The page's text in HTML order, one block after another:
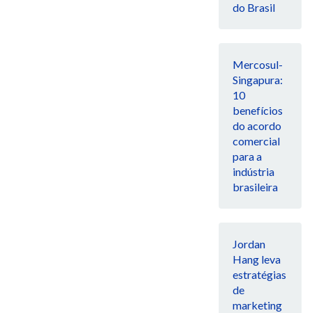
do Brasil
Mercosul-
Singapura:
10
benefícios
do acordo
comercial
para a
indústria
brasileira
Jordan
Hang leva
estratégias
de
marketing